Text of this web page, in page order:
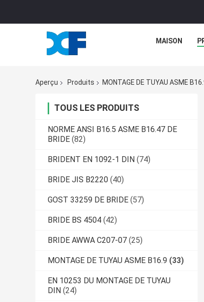
MAISON
Aperçu Produits MONTAGE DE TUYAU ASME
TOUS LES PRODUITS
NORME ANSI B16.5 ASME B16.47 DE
BRIDE (82)
BRIDENT EN 1092-1 DIN (74)
BRIDE JIS B2220 (40)
GOST 33259 DE BRIDE (57)
BRIDE BS 4504 (42)
BRIDE AWWA C207-07 (25)
MONTAGE DE TUYAU ASME B16.9 (33)
EN 10253 DU MONTAGE DE TUYAU
DIN (24)